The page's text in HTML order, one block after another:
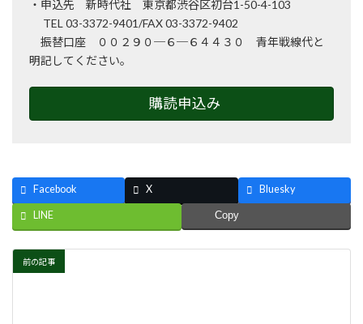
・申込先 新時代社 東京都渋谷区初台1-50-4-103
TEL 03-3372-9401/FAX 03-3372-9402
振替口座 ００２９０─６─６４４３０ 青年戦線代と
明記してください。
購読申込み
Facebook X Bluesky
LINE Copy
前の記事